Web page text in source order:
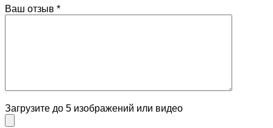
Ваш отзыв *
Загрузите до 5 изображений или видео